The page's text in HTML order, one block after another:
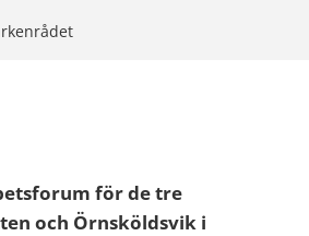
för de tre
och Örnsköldsvik i